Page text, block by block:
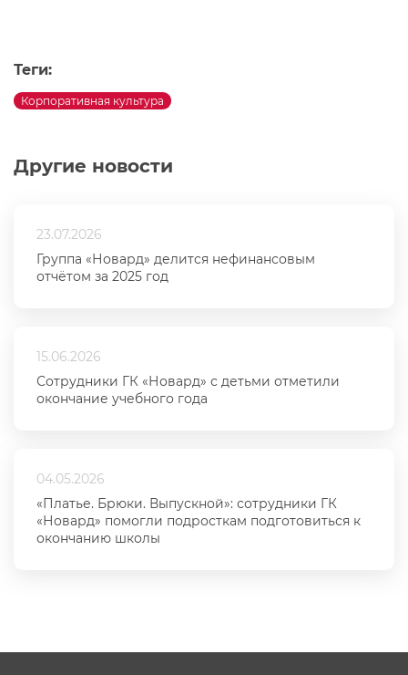
Другие новости
23.07.2026
Группа «Новард» делится нефинансовым
отчётом за 2025 год
15.06.2026
Сотрудники ГК «Новард» с детьми отметили
окончание учебного года
04.05.2026
«Платье. Брюки. Выпускной»: сотрудники ГК
«Новард» помогли подросткам подготовиться к
окончанию школы
Теги:
Корпоративная культура